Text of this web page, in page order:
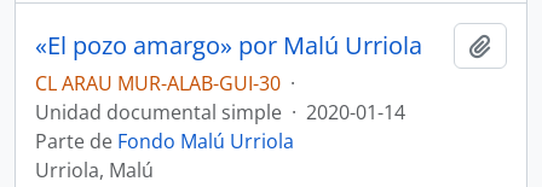
«El pozo amargo» por Malú Urriola
CL ARAU MUR-ALAB-GUI-30 ·
Unidad documental simple · 2020-01-14
Parte de Fondo Malú Urriola
Urriola, Malú